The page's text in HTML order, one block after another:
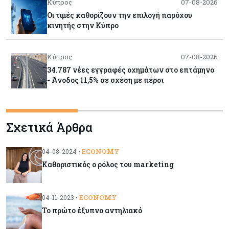
Κύπρος 07-08-2026
Οι τιμές καθορίζουν την επιλογή παρόχου
κινητής στην Κύπρο
Κύπρος 07-08-2026
34.787 νέες εγγραφές οχημάτων στο επτάμηνο
- Άνοδος 11,5% σε σχέση με πέρσι
Κόσμος 07-08-2026
ΕΚΤ: Αιφνιδιάστηκε από την πώληση ευρώ από
τις ΗΠΑ
Κύπρος
Σχετικά Άρθρα
04-08-2024 • ECONOMY
Καθοριστικός ο ρόλος του marketing
04-11-2023 • ECONOMY
Το πρώτο έξυπνο αντηλιακό